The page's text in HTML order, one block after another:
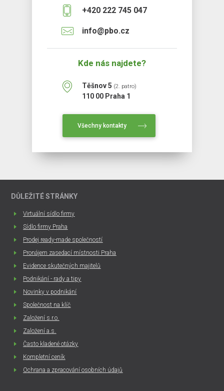
+420 222 745 047
info@pbo.cz
Kde nás najdete?
Těšnov 5 (2. patro)
110 00 Praha 1
Všechny kontakty
DŮLEŽITÉ STRÁNKY
Virtuální sídlo firmy
Sídlo firmy Praha
Prodej ready-made společností
Pronájem zasedací místnosti Praha
Evidence skutečných majitelů
Podnikání - rady a tipy
Novinky v podnikání
Společnost na klíč
Založení s.r.o.
Založení a.s.
Často kladené otázky
Kompletní ceník
Ochrana a zpracování osobních údajů